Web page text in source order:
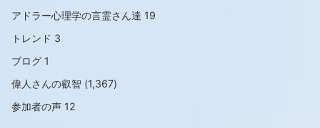
アドラー心理学の言霊さん達 19
トレンド 3
ブログ 1
偉人さんの叡智 (1,367)
参加者の声 12